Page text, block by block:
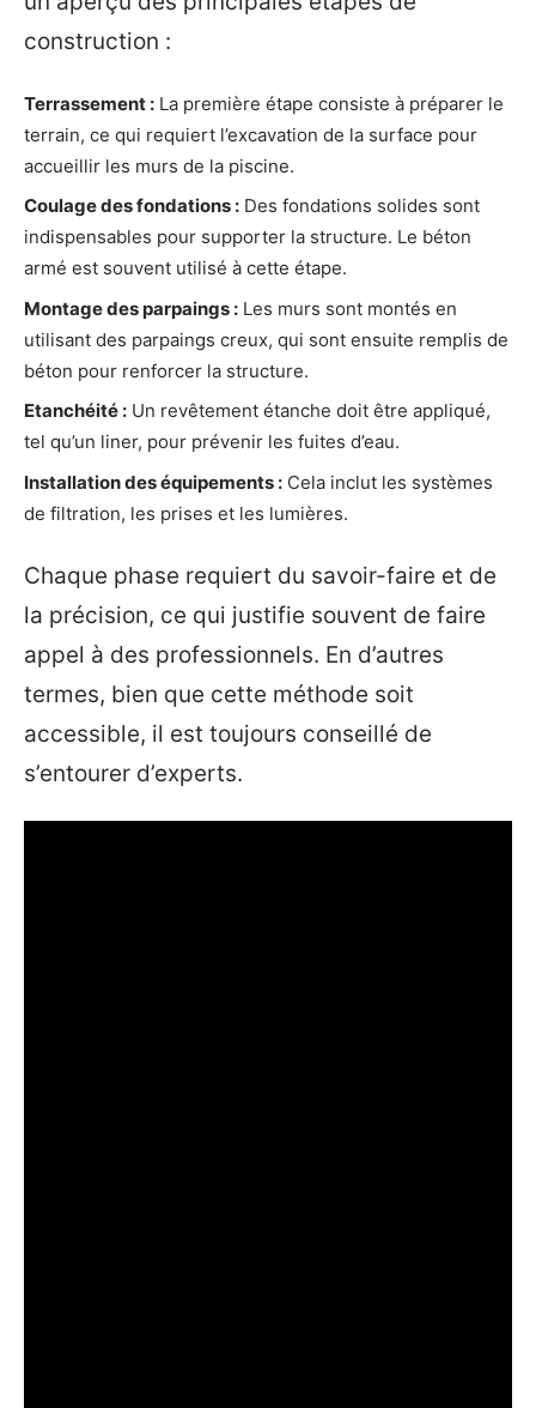
construction :
Terrassement : La première étape consiste à préparer le
terrain, ce qui requiert l’excavation de la surface pour
accueillir les murs de la piscine.
Coulage des fondations : Des fondations solides sont
indispensables pour supporter la structure. Le béton
armé est souvent utilisé à cette étape.
Montage des parpaings : Les murs sont montés en
utilisant des parpaings creux, qui sont ensuite remplis de
béton pour renforcer la structure.
Etanchéité : Un revêtement étanche doit être appliqué,
tel qu’un liner, pour prévenir les fuites d’eau.
Installation des équipements : Cela inclut les systèmes
de filtration, les prises et les lumières.
Chaque phase requiert du savoir-faire et de
la précision, ce qui justifie souvent de faire
appel à des professionnels. En d’autres
termes, bien que cette méthode soit
accessible, il est toujours conseillé de
s’entourer d’experts.